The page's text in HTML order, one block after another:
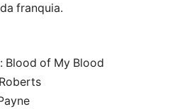
franquia.
Blood of My Blood